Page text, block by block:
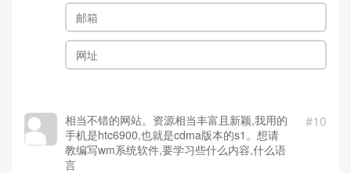
#10
相当不错的网站。资源相当丰富且新颖,我用的
手机是htc6900,也就是cdma版本的s1。想请
教编写wm系统软件,要学习些什么内容,什么语
言